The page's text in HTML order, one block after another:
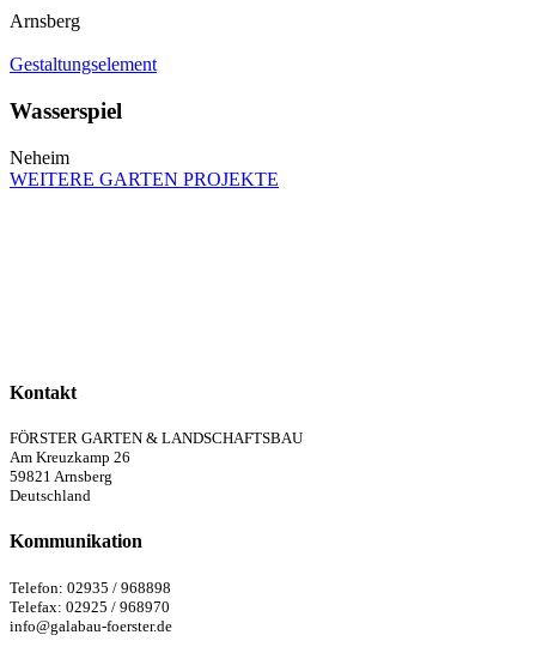
Arnsberg
Gestaltungselement
Wasserspiel
Neheim
WEITERE GARTEN PROJEKTE
Kontakt
FÖRSTER GARTEN & LANDSCHAFTSBAU
Am Kreuzkamp 26
59821 Arnsberg
Deutschland
Kommunikation
Telefon: 02935 / 968898
Telefax: 02925 / 968970
info@galabau-foerster.de